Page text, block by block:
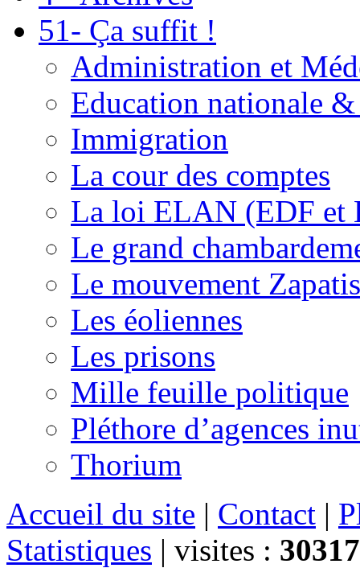
51- Ça suffit !
Administration et
Education nationale
Immigration
La cour des comptes
La loi ELAN (EDF et
Le grand
Le mouvement
Les éoliennes
Les prisons
Mille feuille politique
Pléthore d’agences
Thorium
Accueil du site | Contact |
Statistiques | visites :